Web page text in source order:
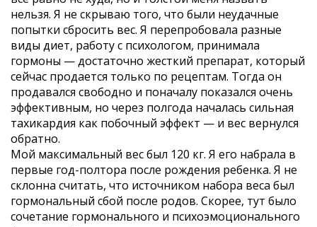
нельзя. Я не скрываю того, что были неудачные
попытки сбросить вес. Я перепробовала разные
виды диет, работу с психологом, принимала
гормоны — достаточно жесткий препарат, который
сейчас продается только по рецептам. Тогда он
продавался свободно и поначалу показался очень
эффективным, но через полгода началась сильная
тахикардия как побочный эффект — и вес вернулся
обратно.
Мой максимальный вес был 120 кг. Я его набрала в
первые год-полтора после рождения ребенка. Я не
склонна считать, что источником набора веса был
гормональный сбой после родов. Скорее, тут было
сочетание гормонального и психоэмоционального